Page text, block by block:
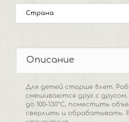
Страна
Описание
Для детей старше 8лет.
смешиваются друг с
до 100-130*С, поместить
сверлить и обрабатывать.